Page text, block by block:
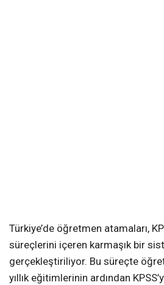
Türkiye’de öğretmen atamaları,
süreçlerini içeren karmaşık bir
gerçekleştiriliyor. Bu süreçte
yıllık eğitimlerinin ardından